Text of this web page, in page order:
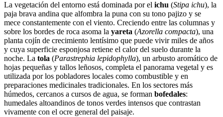
La vegetación del entorno está dominada por el ichu (Stipa ichu), la
paja brava andina que alfombra la puna con su tono pajizo y se
mece constantemente con el viento. Creciendo entre las columnas y
sobre los bordes de roca asoma la yareta (Azorella compacta), una
planta cojín de crecimiento lentísimo que puede vivir miles de años
y cuya superficie esponjosa retiene el calor del suelo durante la
noche. La tola (Parastrephia lepidophylla), un arbusto aromático de
hojas pequeñas y tallos leñosos, completa el panorama vegetal y es
utilizada por los pobladores locales como combustible y en
preparaciones medicinales tradicionales. En los sectores más
húmedos, cercanos a cursos de agua, se forman bofedales:
humedales altoandinos de tonos verdes intensos que contrastan
vivamente con el ocre general del paisaje.